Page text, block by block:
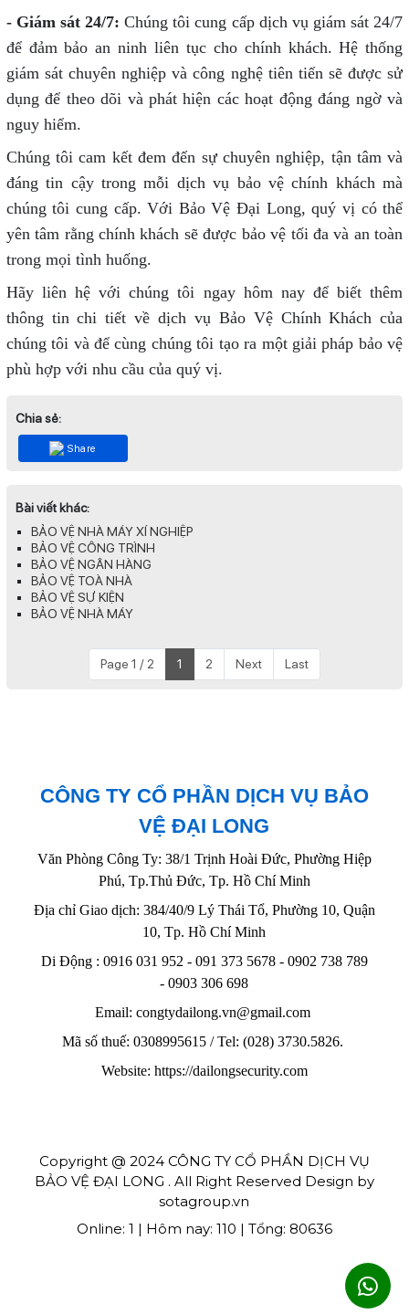
- Giám sát 24/7:Chúng tôi cung cấp dịch vụ giám sát 24/7
để đảm bảo an ninh liên tục cho chính khách. Hệ thống
giám sát chuyên nghiệp và công nghệ tiên tiến sẽ được sử
dụng để theo dõi và phát hiện các hoạt động đáng ngờ và
nguy hiểm.
Chúng tôi cam kết đem đến sự chuyên nghiệp, tận tâm và
đáng tin cậy trong mỗi dịch vụ bảo vệ chính khách mà
chúng tôi cung cấp. Với Bảo Vệ Đại Long, quý vị có thể
yên tâm rằng chính khách sẽ được bảo vệ tối đa và an toàn
trong mọi tình huống.
Hãy liên hệ với chúng tôi ngay hôm nay để biết thêm
thông tin chi tiết về dịch vụ Bảo Vệ Chính Khách của
chúng tôi và để cùng chúng tôi tạo ra một giải pháp bảo vệ
phù hợp với nhu cầu của quý vị.
Chia sẻ:
Share
Bài viết khác:
BẢO VỆ NHÀ MÁY XÍ NGHIỆP
BẢO VỆ CÔNG TRÌNH
BẢO VỆ NGÂN HÀNG
BẢO VỆ TOÀ NHÀ
BẢO VỆ SỰ KIỆN
BẢO VỆ NHÀ MÁY
Page 1 / 2 1 2 Next Last
CÔNG TY CỔ PHẦN DỊCH VỤ BẢO
VỆ ĐẠI LONG
Văn Phòng Công Ty: 38/1 Trịnh Hoài Đức, Phường Hiệp
Phú, Tp.Thủ Đức, Tp. Hồ Chí Minh
Địa chỉ Giao dịch: 384/40/9 Lý Thái Tổ, Phường 10, Quận
10, Tp. Hồ Chí Minh
Di Động : 0916 031 952 - 091 373 5678 - 0902 738 789
-0903 306 698
Email: congtydailong.vn@gmail.com
Mã số thuế: 0308995615 / Tel: (028) 3730.5826.
Website: https://dailongsecurity.com
Copyright @ 2024 CÔNG TY CỔ PHẦN DỊCH VỤ
BẢO VỆ ĐẠI LONG . All Right Reserved Design by
sotagroup.vn
Online: 1 | Hôm nay: 110 | Tổng: 80636